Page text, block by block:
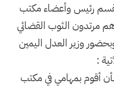
الفقرة 11 : يقسم رئيس وأعضاء مكتب
الثوب القضائي
وزير العدل اليمين
:
أقوم بمهامي في مكتب